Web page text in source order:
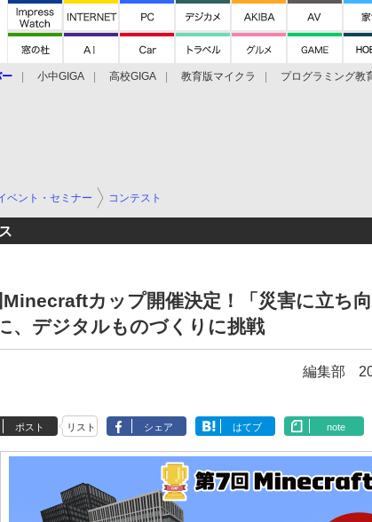
小中GIGA 高校GIGA 教育版マイクラ プログラミング教
ベント・セミナー コンテスト
Minecraftカップ開催決定！「災害に立ち
、デジタルものづくりに挑戦
編集部
ポスト リスト シェア はてブ note